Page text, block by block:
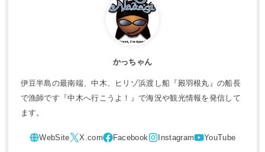
かっちゃん
伊豆半島の最南端、中木、ヒリゾ浜渡し船『殿羽根丸』の船長
で漁師です『中木へ行こうよ！』で海況や観光情報を発信して
ます。